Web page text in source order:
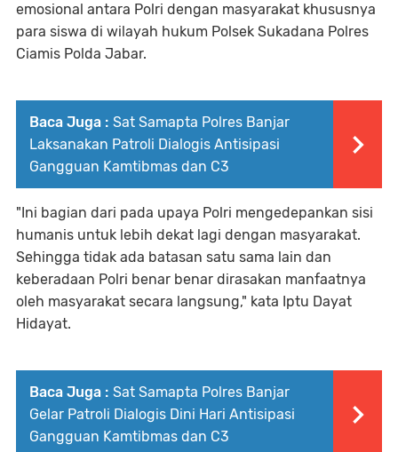
emosional antara Polri dengan masyarakat khususnya
para siswa di wilayah hukum Polsek Sukadana Polres
Ciamis Polda Jabar.
Baca Juga : Sat Samapta Polres Banjar
Laksanakan Patroli Dialogis Antisipasi
Gangguan Kamtibmas dan C3
"Ini bagian dari pada upaya Polri mengedepankan sisi
humanis untuk lebih dekat lagi dengan masyarakat.
Sehingga tidak ada batasan satu sama lain dan
keberadaan Polri benar benar dirasakan manfaatnya
oleh masyarakat secara langsung," kata Iptu Dayat
Hidayat.
Baca Juga : Sat Samapta Polres Banjar
Gelar Patroli Dialogis Dini Hari Antisipasi
Gangguan Kamtibmas dan C3